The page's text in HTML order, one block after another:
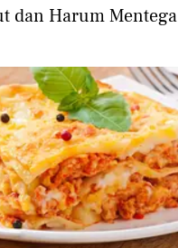
dan Harum Mentega